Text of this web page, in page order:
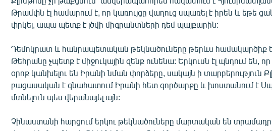
Թրամփն էլ համարում է, որ կառույցը վաղուց սպառել է իրեն և եթե
փրկել, ապա պետք է լծվի միգրանտների դեմ պայքարին:
Դեմոկրատ և հանրապետական թեկնածուները թերևս համակարծիք
Թեհրանը չպետք է միջուկային զենք ունենա: Երկուսն էլ պնդում են,
օրոք կանխելու են Իրանի նման փորձերը, սակայն ի տարբերություն
բացասական է գնահատում Իրանի հետ գործարքը և խոստանում է
մտնելուն պես վերանայել այն:
Չինաստանի հարցում երկու թեկնածուները մարտական են